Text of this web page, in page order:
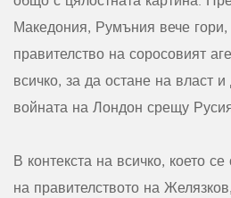
Македония, Румъния вече гори,
правителство на соросовият
всичко, за да остане на власт
войната на Лондон срещу
В контекста на всичко, което
на правителството на